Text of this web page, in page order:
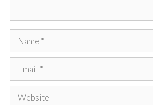
Name
Email
Website